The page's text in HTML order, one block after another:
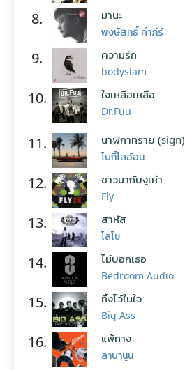
8. มานะ
พงษ์สิทธิ์ คำภีร์
9. ความรัก
bodyslam
10. ใจเหลือเหลือ
Dr.Fuu
11. นาฬิกาทราย (sign)
โบกี้ไลอ้อน
12. ชาวนากับงูเห่า
Fly
13. สาหัส
โลโซ
14. ไม่บอกเธอ
Bedroom Audio
15. ทิ้งไว้ในใจ
Big Ass
16. แพ้ทาง
ลาบานูน